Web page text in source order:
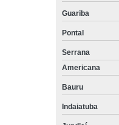
Guariba
Pontal
Serrana
Americana
Bauru
Indaiatuba